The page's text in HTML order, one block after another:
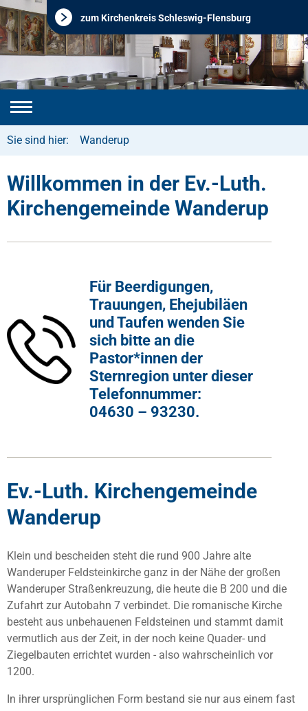
zum Kirchenkreis Schleswig-Flensburg
Sie sind hier: Wanderup
Willkommen in der Ev.-Luth.
Kirchengemeinde Wanderup
Für Beerdigungen,
Trauungen, Ehejubiläen
und Taufen wenden Sie
sich bitte an die
Pastor*innen der
Sternregion unter dieser
Telefonnummer:
04630 – 93230.
Ev.-Luth. Kirchengemeinde
Wanderup
Klein und bescheiden steht die rund 900 Jahre alte
Wanderuper Feldsteinkirche ganz in der Nähe der großen
Wanderuper Straßenkreuzung, die heute die B 200 und die
Zufahrt zur Autobahn 7 verbindet. Die romanische Kirche
besteht aus unbehauenen Feldsteinen und stammt damit
vermutlich aus der Zeit, in der noch keine Quader- und
Ziegelbauten errichtet wurden - also wahrscheinlich vor
1200.
In ihrer ursprünglichen Form bestand sie nur aus einem fast